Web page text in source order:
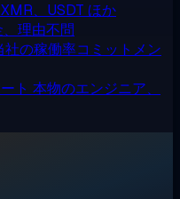
、USDT ほか
理由不問
社の稼働率コミットメン
ト 本物のエンジニア、